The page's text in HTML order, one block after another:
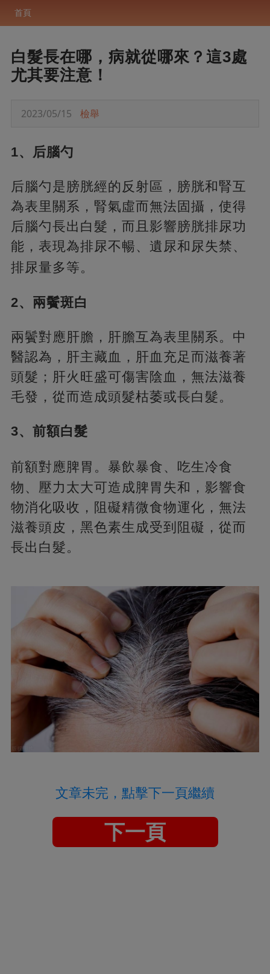
首頁
白髮長在哪，病就從哪來？這3處
尤其要注意！
2023/05/15 檢舉
1、后腦勺
后腦勺是膀胱經的反射區，膀胱和腎互
為表里關系，腎氣虛而無法固攝，使得
后腦勺長出白髮，而且影響膀胱排尿功
能，表現為排尿不暢、遺尿和尿失禁、
排尿量多等。
2、兩鬢斑白
兩鬢對應肝膽，肝膽互為表里關系。中
醫認為，肝主藏血，肝血充足而滋養著
頭髮；肝火旺盛可傷害陰血，無法滋養
毛發，從而造成頭髮枯萎或長白髮。
3、前額白髮
前額對應脾胃。 暴飲暴食、吃生冷食
物、壓力太大可造成脾胃失和，影響食
物消化吸收，阻礙精微食物運化，無法
滋養頭皮，黑色素生成受到阻礙，從而
長出白髮。
文章未完，點擊下一頁繼續
下一頁